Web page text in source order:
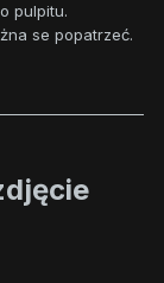
pulpitu.
se popatrzeć.